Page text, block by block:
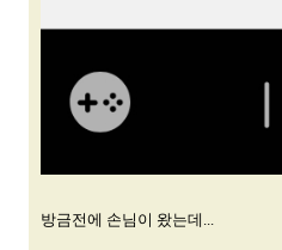
방금전에 손님이 왔는데...